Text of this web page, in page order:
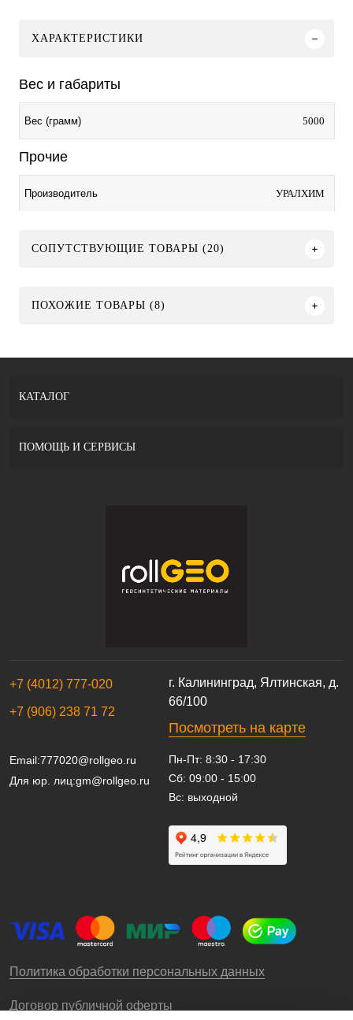
ХАРАКТЕРИСТИКИ
Вес и габариты
Вес (грамм) 5000
Прочие
Производитель УРАЛХИМ
СОПУТСТВУЮЩИЕ ТОВАРЫ (20)
ПОХОЖИЕ ТОВАРЫ (8)
г. Калининград, Ялтинская, д.
66/100
Посмотреть на карте
+7 (4012) 777-020
+7 (906) 238 71 72
Email:777020@rollgeo.ru
Для юр. лиц:gm@rollgeo.ru
Пн-Пт: 8:30 - 17:30
Сб: 09:00 - 15:00
Вс: выходной
Политика обработки персональных данных
Договор публичной оферты
КАТАЛОГ
ПОМОЩЬ И СЕРВИСЫ